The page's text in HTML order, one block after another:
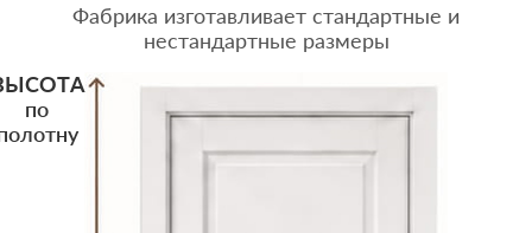
Фабрика изготавливает стандартные и
нестандартные размеры
по